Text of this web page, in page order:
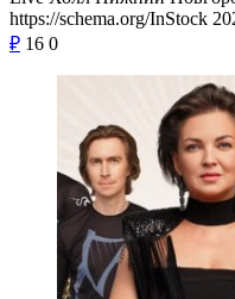
https://schema.org/InStock
₽ 16 0